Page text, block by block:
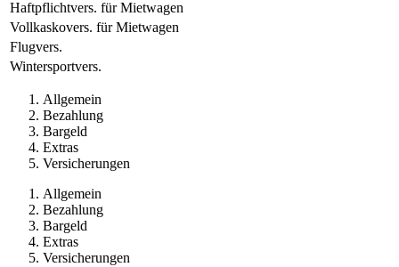
Haftpflichtvers. für Mietwagen
Vollkaskovers. für Mietwagen
Flugvers.
Wintersportvers.
Allgemein
Bezahlung
Bargeld
Extras
Versicherungen
Allgemein
Bezahlung
Bargeld
Extras
Versicherungen